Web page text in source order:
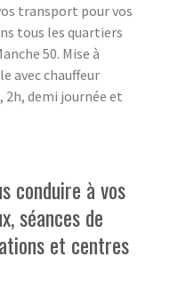
transport pour vos
tous les quartiers
50. Mise à
avec chauffeur
2h, demi journée et
conduire à vos
séances de
et centres